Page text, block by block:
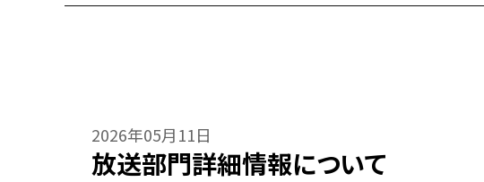
2026年05月11日
放送部門詳細情報について